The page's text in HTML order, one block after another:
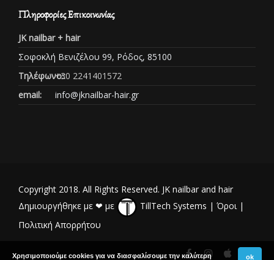
Πληροφορίες Επικοινωνίας
JK nailbar + hair
Σοφοκλή Βενιζέλου 99, Ρόδος, 85100
Τηλέφωνο::+30 2241401572
email:
info@jknailbar-hair.gr
Copyright 2018. All Rights Reserved. JK nailbar and hair
Δημιουργήθηκε με ❤ με
TillTech Systems | Όροι|
Πολιτική Απορρήτου
Χρησιμοποιούμε cookies για να διασφαλίσουμε την καλύτερη ok